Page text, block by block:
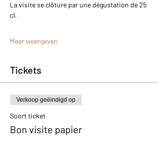
La visite se clôture par une dégustation de 25
cl.
Meer weergeven
Tickets
Verkoop geëindigd op
Soort ticket
Bon visite papier